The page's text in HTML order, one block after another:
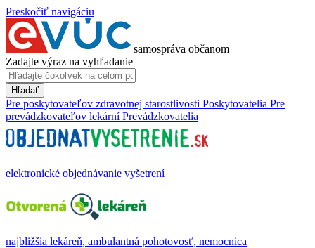
Preskočiť navigáciu
samospráva občanom
Zadajte výraz na vyhľadanie
Hľadať
Pre poskytovateľov zdravotnej starostlivosti Poskytovatelia Pre
prevádzkovateľov lekární Prevádzkovatelia
elektronické objednávanie vyšetrení
najbližšia lekáreň, ambulantná pohotovosť, nemocnica